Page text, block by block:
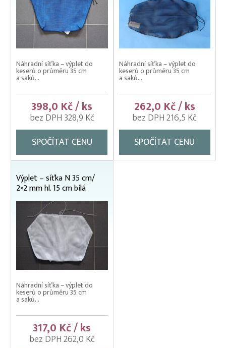
Náhradní síťka – výplet do
keserů o průměru 35 cm
a saků...
398,0 Kč / ks
bez DPH 328,9 Kč
SPOČÍTAT CENU
Náhradní síťka – výplet do
keserů o průměru 35 cm
a saků...
262,0 Kč / ks
bez DPH 216,5 Kč
SPOČÍTAT CENU
Výplet – síťka N 35 cm/
2×2 mm hl. 15 cm bílá
Náhradní síťka – výplet do
keserů o průměru 35 cm
a saků...
317,0 Kč / ks
bez DPH 262,0 Kč